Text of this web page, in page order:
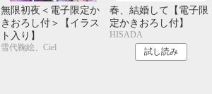
無限初夜＜電子限定か
きおろし付＞【イラス
ト入り】
雪代鞠絵、Ciel
春、結婚して【電子限
定かきおろし付】
HISADA
試し読み
1 2 3 4
5
7 8 10 11
12
14 15 16
21 22 23 24
1 2
4
5 6 8
11
12
20 21
26 27 28 29